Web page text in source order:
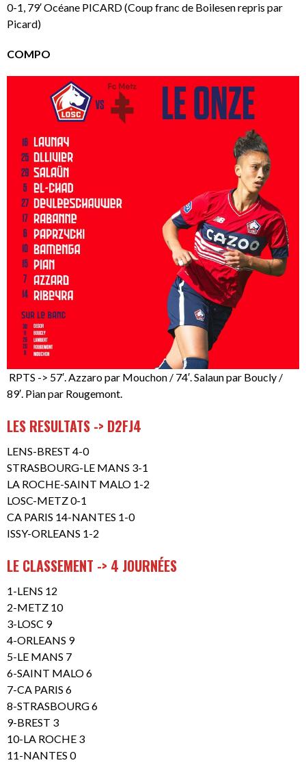
0-1, 79′ Océane PICARD (Coup franc de Boilesen repris par
Picard)
COMPO
RPTS -> 57′. Azzaro par Mouchon / 74′. Salaun par Boucly /
89′. Pian par Rougemont.
LES RESULTATS -> D2FJ4
LENS-BREST 4-0
STRASBOURG-LE MANS 3-1
LA ROCHE-SAINT MALO 1-2
LOSC-METZ 0-1
CA PARIS 14-NANTES 1-0
ISSY-ORLEANS 1-2
LE CLASSEMENT -> 4 JOURNÉES
1-LENS 12
2-METZ 10
3-LOSC 9
4-ORLEANS 9
5-LE MANS 7
6-SAINT MALO 6
7-CA PARIS 6
8-STRASBOURG 6
9-BREST 3
10-LA ROCHE 3
11-NANTES 0